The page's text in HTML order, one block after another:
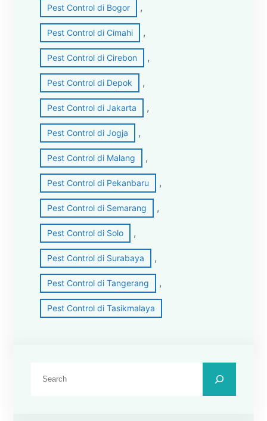
Pest Control di Bogor ,
Pest Control di Cimahi ,
Pest Control di Cirebon ,
Pest Control di Depok ,
Pest Control di Jakarta ,
Pest Control di Jogja ,
Pest Control di Malang ,
Pest Control di Pekanbaru ,
Pest Control di Semarang ,
Pest Control di Solo ,
Pest Control di Surabaya ,
Pest Control di Tangerang ,
Pest Control di Tasikmalaya